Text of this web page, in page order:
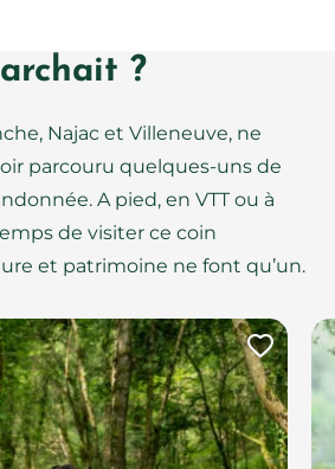
?
Najac et Villeneuve, ne
parcouru quelques-uns de
A pied, en VTT ou à
de visiter ce coin
et patrimoine ne font qu’un.